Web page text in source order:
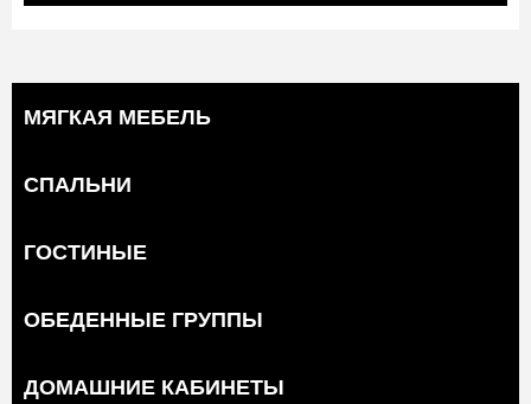
МЯГКАЯ МЕБЕЛЬ
СПАЛЬНИ
ГОСТИНЫЕ
ОБЕДЕННЫЕ ГРУППЫ
ДОМАШНИЕ КАБИНЕТЫ